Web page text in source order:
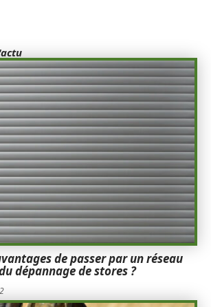
de passer par un réseau
dépannage de stores ?